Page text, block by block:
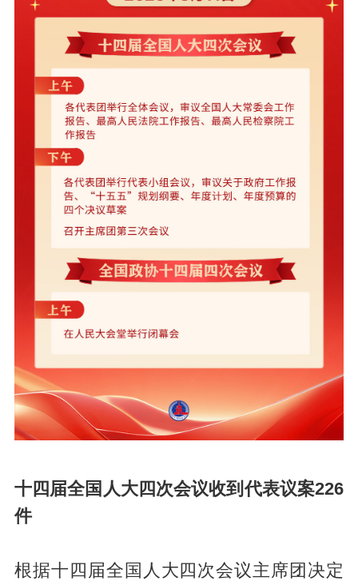
十四届全国人大四次会议收到代表议案226
件
根据十四届全国人大四次会议主席团决定